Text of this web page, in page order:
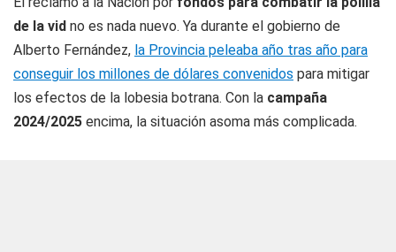
de la vid no es nada nuevo. Ya durante el gobierno de
Alberto Fernández, la Provincia peleaba año tras año para
conseguir los millones de dólares convenidos para mitigar
los efectos de la lobesia botrana. Con la campaña
2024/2025 encima, la situación asoma más complicada.